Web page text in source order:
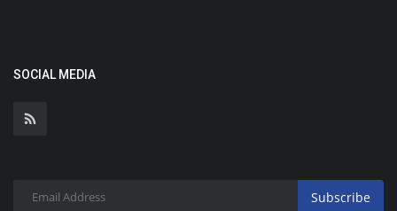
SOCIAL MEDIA
Subscribe